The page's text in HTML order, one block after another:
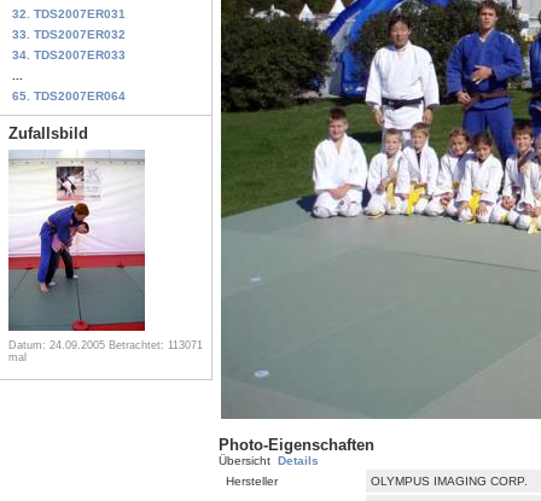
32. TDS2007ER031
33. TDS2007ER032
34. TDS2007ER033
65. TDS2007ER064
Zufallsbild
Datum: 24.09.2005 Betrachtet: 113071
mal
Photo-Eigenschaften
Übersicht Details
Hersteller
OLYMPUS IMAGING CORP.